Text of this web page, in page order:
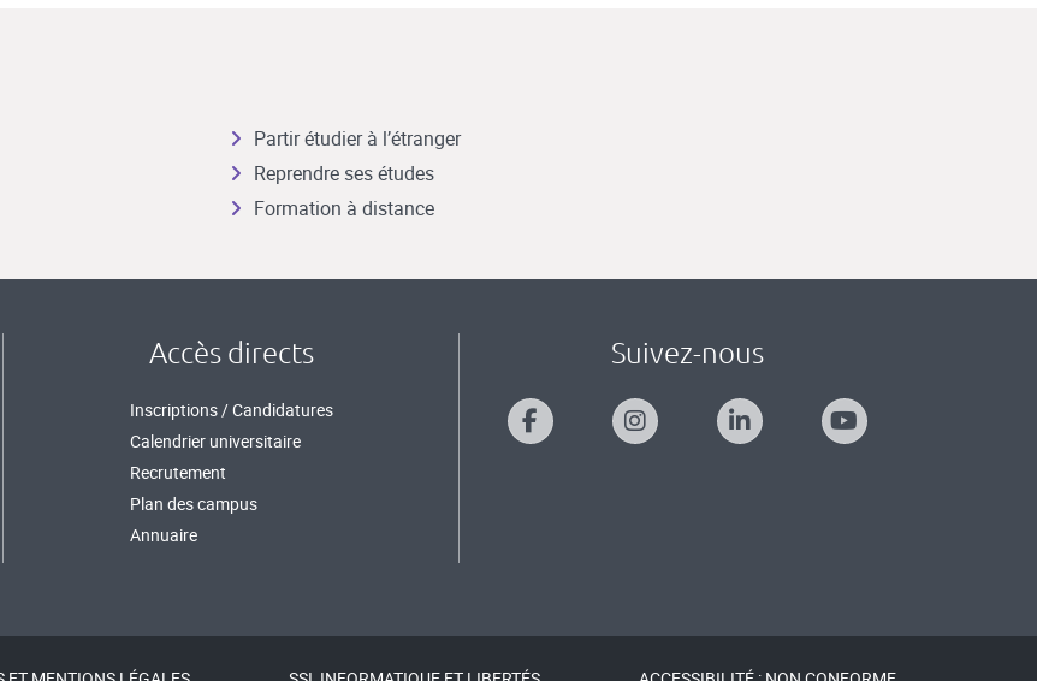
Partir étudier à l’étranger
Reprendre ses études
Formation à distance
Accès directs
Inscriptions / Candidatures
Calendrier universitaire
Recrutement
Plan des campus
Annuaire
Suivez-nous